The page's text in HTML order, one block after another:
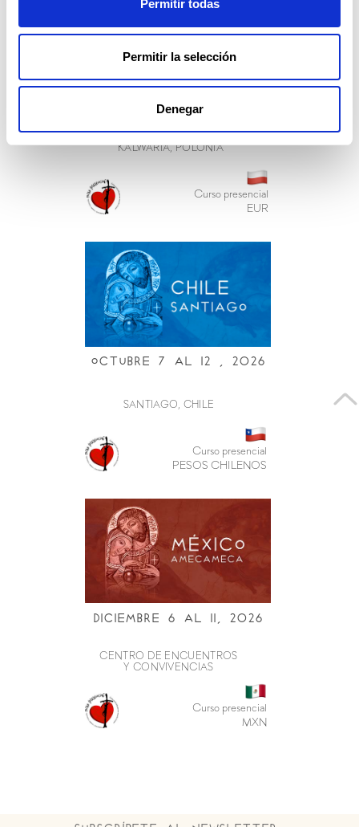
Permitir todas
Permitir la selección
Denegar
Agosto 22 al 28, 2026
KALWARIA, POLONIA
Curso presencial
EUR
Octubre 7 al i2 , 2026
SANTIAGO, CHILE
Curso presencial
PESOS CHILENOS
Diciembre 6 al ii, 2026
CENTRO DE ENCUENTROS
Y CONVIVENCIAS
Curso presencial
MXN